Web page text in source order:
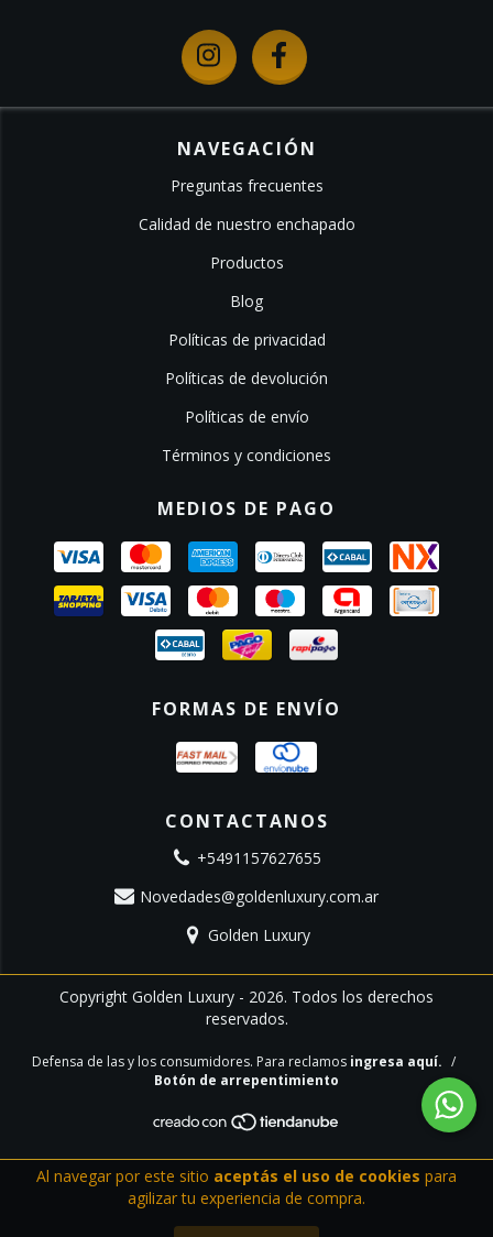
Al navegar por este sitio aceptás el uso de cookies para
agilizar tu experiencia de compra.
NAVEGACIÓN
Preguntas frecuentes
Calidad de nuestro enchapado
Productos
Blog
Políticas de privacidad
Políticas de devolución
Políticas de envío
Términos y condiciones
MEDIOS DE PAGO
FORMAS DE ENVÍO
CONTACTANOS
+5491157627655
Novedades@goldenluxury.com.ar
Golden Luxury
Copyright Golden Luxury - 2026. Todos los derechos
reservados.
Defensa de las y los consumidores. Para reclamos ingresa aquí. /
Botón de arrepentimiento